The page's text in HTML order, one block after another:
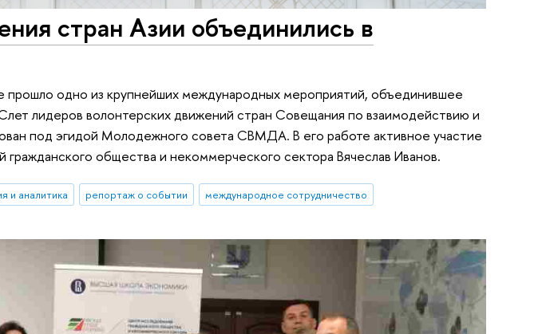
стран Азии объединились в
прошло одно из крупнейших международных мероприятий, объединившее
лидеров волонтерских движений стран Совещания по взаимодействию и
под эгидой Молодежного совета СВМДА. В его работе активное участие
гражданского общества и некоммерческого сектора Вячеслав Иванов.
и аналитика репортаж о событии международное сотрудничество